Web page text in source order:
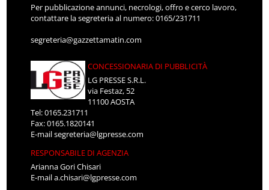
Per pubblicazione annunci, necrologi, offro e cerco lavoro,
contattare la segreteria al numero: 0165/231711
segreteria@gazzettamatin.com
CONCESSIONARIA DI PUBBLICITÀ
LG PRESSE S.R.L.
via Festaz, 52
11100 AOSTA
Tel: 0165.231711
Fax: 0165.1820141
E-mailsegreteria@lgpresse.com
RESPONSABILE DI AGENZIA
Arianna Gori Chisari
E-maila.chisari@lgpresse.com